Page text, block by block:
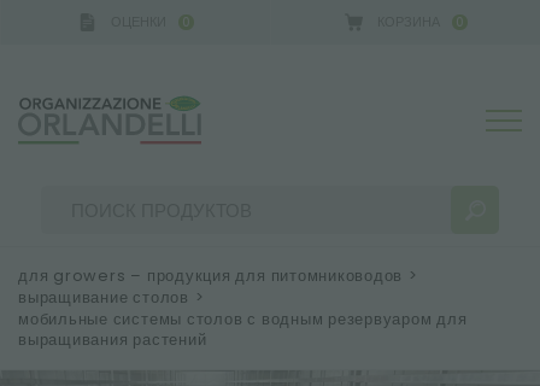
0 0
для growers – продукция для питомниководов >
выращивание столов >
мобильные системы столов с водным резервуаром для
выращивания растений